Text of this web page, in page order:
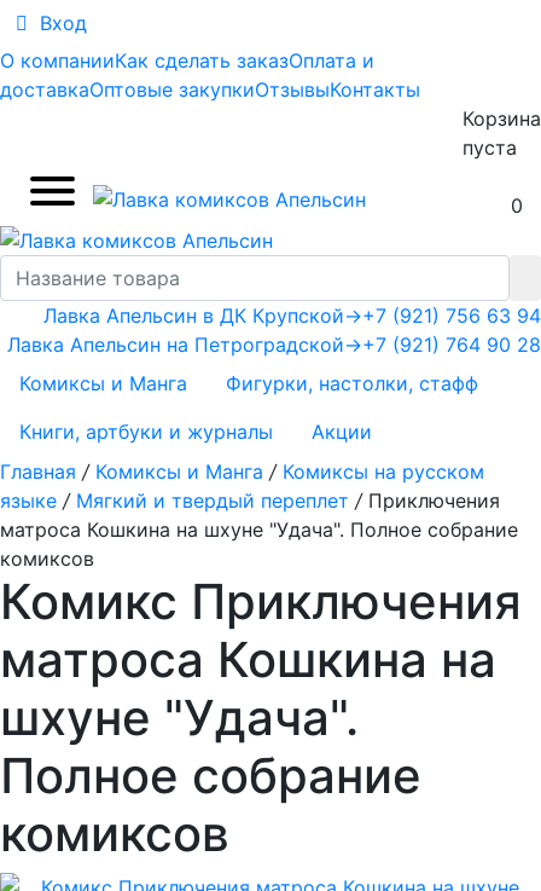
Вход
О компанииКак сделать заказОплата и
доставкаОптовые закупкиОтзывыКонтакты
Корзина
пуста
0
+7 (921) 756 63 94
+7 (921) 764 90 28
Лавка Апельсин в ДК Крупской→
Лавка Апельсин на Петроградской→
Комиксы и Манга
Фигурки, настолки, стафф
Книги, артбуки и журналы
Акции
Главная / Комиксы и Манга / Комиксы на русском
языке / Мягкий и твердый переплет / Приключения
матроса Кошкина на шхуне "Удача". Полное собрание
комиксов
Комикс Приключения
матроса Кошкина на
шхуне "Удача".
Полное собрание
комиксов